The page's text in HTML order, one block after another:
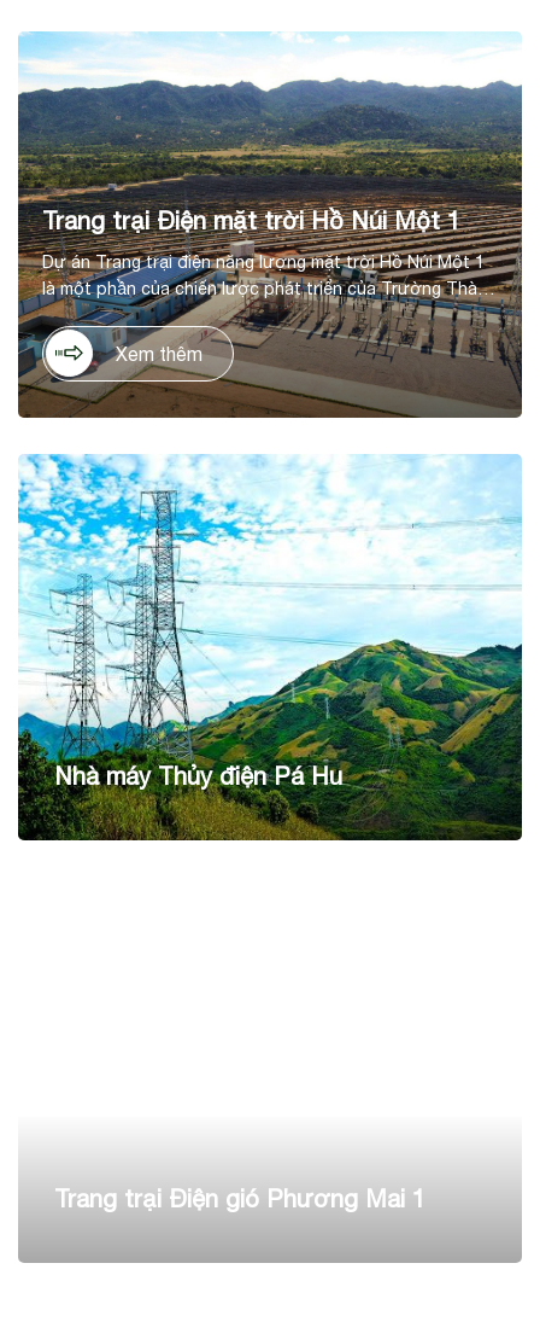
Trang trại Điện mặt trời Hồ Núi Một 1
Dự án Trang trại điện năng lượng mặt trời Hồ Núi Một 1
là một phần của chiến lược phát triển của Trường Thành
trong lĩnh vực năng lượng tái tạo, tại huyện Thuận Nam,
tỉnh Ninh Thuận. Dự án có tổng mức đầu tư là 1.036 tỷ
đồng, trên diện tích 60ha, với công suất thiết kế 50 MWp,
cho sản lượng điện dự kiến hằng năm 90 KWh/năm.
Xem thêm
Nhà máy Thủy điện Pá Hu
Trang trại Điện gió Phương Mai 1